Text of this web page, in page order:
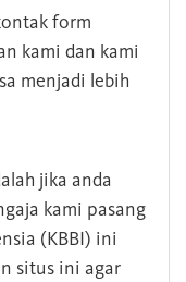
form
kami dan kami
menjadi lebih
jika anda
kami pasang
(KBBI) ini
situs ini agar